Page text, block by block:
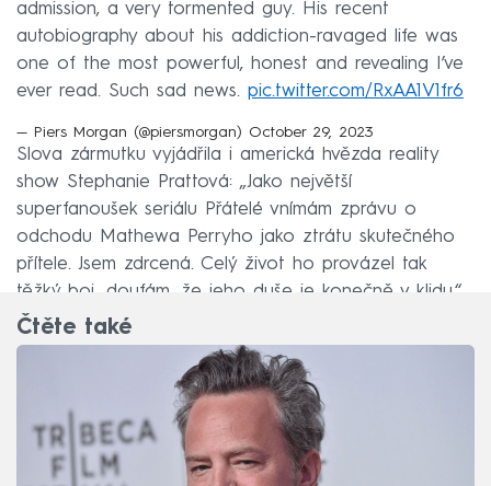
admission, a very tormented guy. His recent
autobiography about his addiction-ravaged life was
one of the most powerful, honest and revealing I’ve
ever read. Such sad news. pic.twitter.com/RxAA1V1fr6
— Piers Morgan (@piersmorgan) October 29, 2023
Slova zármutku vyjádřila i americká hvězda reality
show Stephanie Prattová: „Jako největší
superfanoušek seriálu Přátelé vnímám zprávu o
odchodu Mathewa Perryho jako ztrátu skutečného
přítele. Jsem zdrcená. Celý život ho provázel tak
těžký boj, doufám, že jeho duše je konečně v klidu.“
Čtěte také